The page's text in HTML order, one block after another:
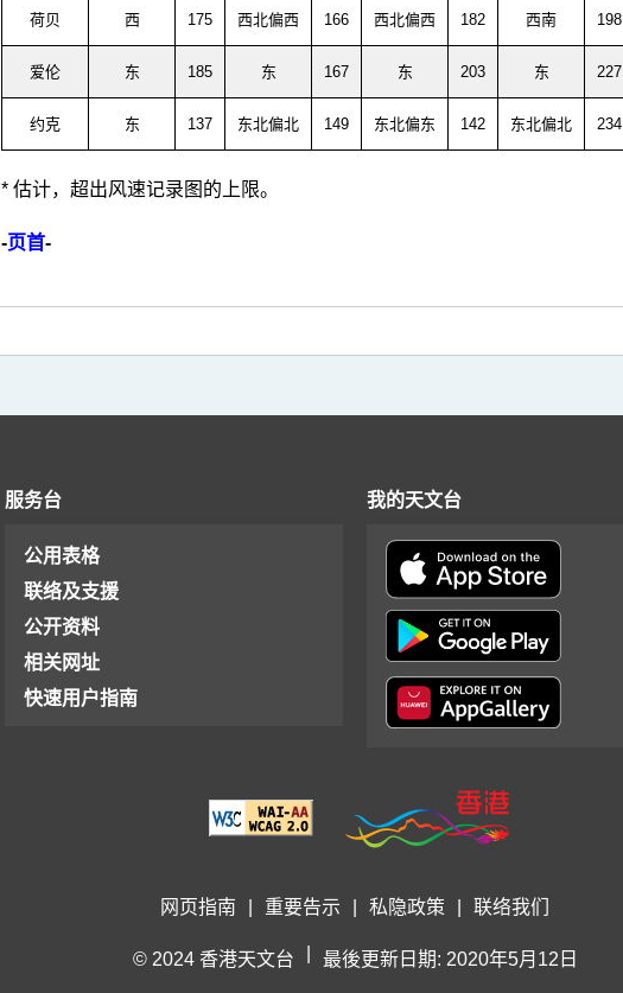
荷贝 西 175 西北偏西 166 西北偏西 182 西南 198
爱伦 东 185 东 167 东 203 东 227
约克 东 137 东北偏北 149 东北偏东 142 东北偏北 234
* 估计，超出风速记录图的上限。
-页首-
服务台
公用表格
联络及支援
公开资料
相关网址
快速用户指南
我的天文台
网页指南 重要告示 私隐政策 联络我们
© 2024 香港天文台 最後更新日期: 2020年5月12日